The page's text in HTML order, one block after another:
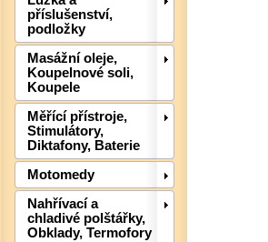
příslušenství,
podložky
Masážní oleje,
Koupelnové soli,
Koupele
Měřící přístroje,
Stimulátory,
Diktafony, Baterie
Motomedy
Nahřívací a
chladivé polštářky,
Obklady, Termofory